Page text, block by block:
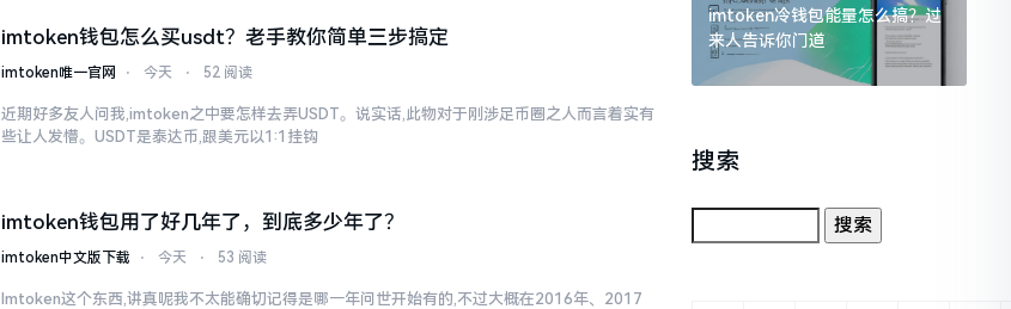
imtoken钱包怎么买usdt？老手教你简单三步搞定
imtoken唯一官网 ⋅ 今天 ⋅ 52 阅读
近期好多友人问我,imtoken之中要怎样去弄USDT。说实话,此物对于刚涉足币圈之人而言着实有
些让人发懵。USDT是泰达币,跟美元以1:1挂钩
imtoken钱包用了好几年了，到底多少年了？
imtoken中文版下载 ⋅ 今天 ⋅ 53 阅读
Imtoken这个东西,讲真呢我不太能确切记得是哪一年问世开始有的,不过大概在2016年、2017
imtoken冷钱包能量怎么搞？过
来人告诉你门道
搜索